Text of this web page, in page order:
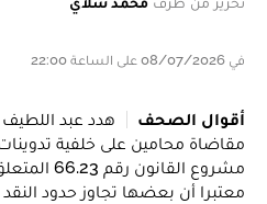
في 08/07/2026 على الساعة 22:00
أقوال الصحف
هدد عبد اللطيف
مقاضاة محامين على خلفية
مشروع
معتبرا أن بعضها تجاوز حدود